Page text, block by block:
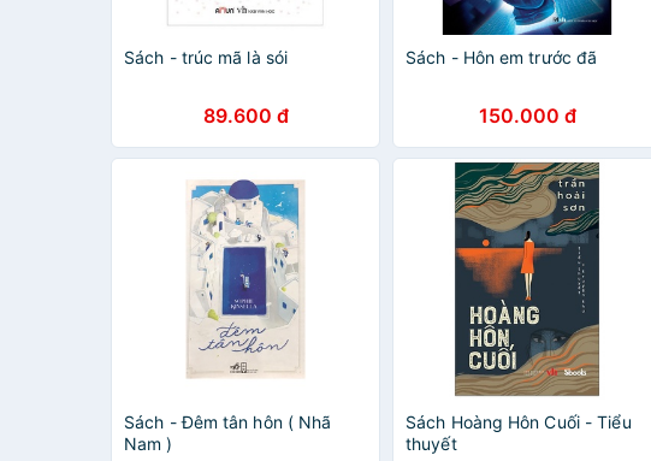
Sách - trúc mã là sói
89.600 đ
Sách - Hôn em trước đã
150.000 đ
Sách - Đêm tân hôn ( Nhã
Nam )
Sách Hoàng Hôn Cuối - Tiểu
thuyết